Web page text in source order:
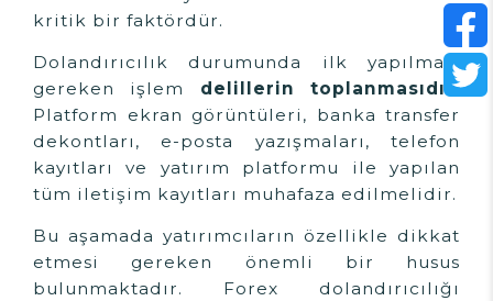
kritik bir faktördür.
Dolandırıcılık durumunda ilk yapılması
gereken işlem delillerin toplanmasıdır.
Platform ekran görüntüleri, banka transfer
dekontları, e-posta yazışmaları, telefon
kayıtları ve yatırım platformu ile yapılan
tüm iletişim kayıtları muhafaza edilmelidir.
Bu aşamada yatırımcıların özellikle dikkat
etmesi gereken önemli bir husus
bulunmaktadır. Forex dolandırıcılığı